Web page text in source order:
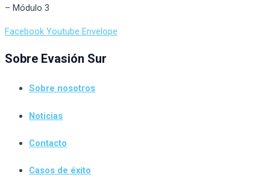
– Módulo 3
Facebook Youtube Envelope
Sobre Evasión Sur
Sobre nosotros
Noticias
Contacto
Casos de éxito